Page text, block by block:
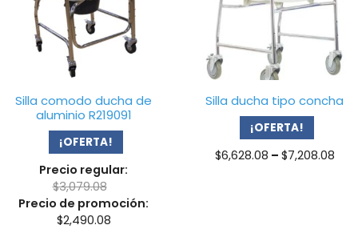
Silla comodo ducha de
aluminio R219091
¡OFERTA!
Precio regular:
$3,079.08
Precio de promoción:
$2,490.08
Silla ducha tipo concha
¡OFERTA!
$6,628.08 – $7,208.08